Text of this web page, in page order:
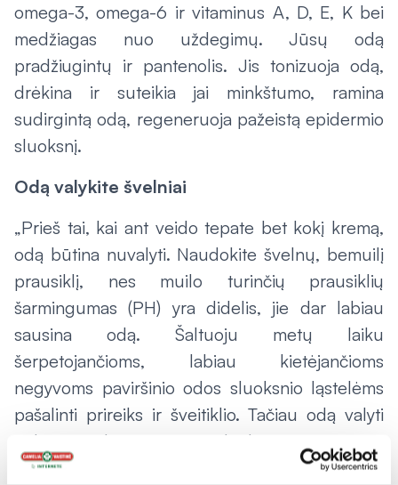
omega-3, omega-6 ir vitaminus A, D, E, K bei
medžiagas nuo uždegimų. Jūsų odą
pradžiugintų ir pantenolis. Jis tonizuoja odą,
drėkina ir suteikia jai minkštumo, ramina
sudirgintą odą, regeneruoja pažeistą epidermio
sluoksnį.
Odą valykite švelniai
„Prieš tai, kai ant veido tepate bet kokį kremą,
odą būtina nuvalyti. Naudokite švelnų, bemuilį
prausiklį, nes muilo turinčių prausiklių
šarmingumas (PH) yra didelis, jie dar labiau
sausina odą. Šaltuoju metų laiku
šerpetojančioms, labiau kietėjančioms
negyvoms paviršinio odos sluoksnio ląstelėms
pašalinti prireiks ir šveitiklio. Tačiau odą valyti
reikėtų švelniai, atsargiai, kad nepažeistumėte
trapios jos pusiausvyros ir nesudirgintumėte